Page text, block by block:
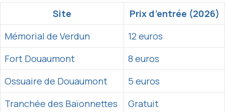
Site
Prix d’entrée (2026)
Mémorial de Verdun
12 euros
Fort Douaumont
8 euros
Ossuaire de Douaumont
5 euros
Tranchée des Baïonnettes
Gratuit